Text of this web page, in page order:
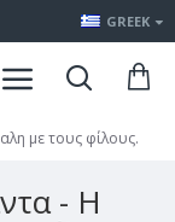
GREEK
με τους φίλους.
- Η